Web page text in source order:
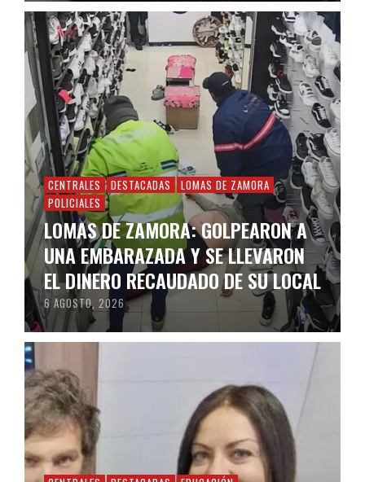
CENTRALES DESTACADAS
LOMAS DE ZAMORA
POLICIALES
LOMAS DE ZAMORA: GOLPEARON A
UNA EMBARAZADA Y SE LLEVARON
EL DINERO RECAUDADO DE SU LOCAL
6 AGOSTO, 2026